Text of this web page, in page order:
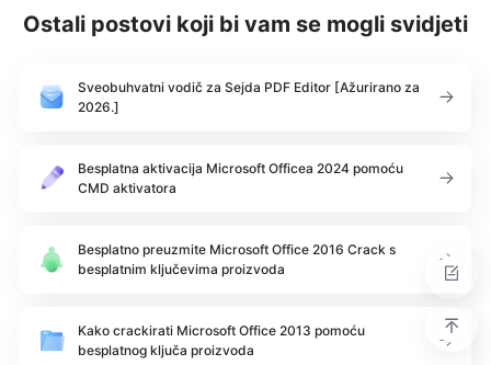
Ostali postovi koji bi vam se mogli svidjeti
Sveobuhvatni vodič za Sejda PDF Editor [Ažurirano za
2026.]
Besplatna aktivacija Microsoft Officea 2024 pomoću
CMD aktivatora
Besplatno preuzmite Microsoft Office 2016 Crack s
besplatnim ključevima proizvoda
Kako crackirati Microsoft Office 2013 pomoću
besplatnog ključa proizvoda